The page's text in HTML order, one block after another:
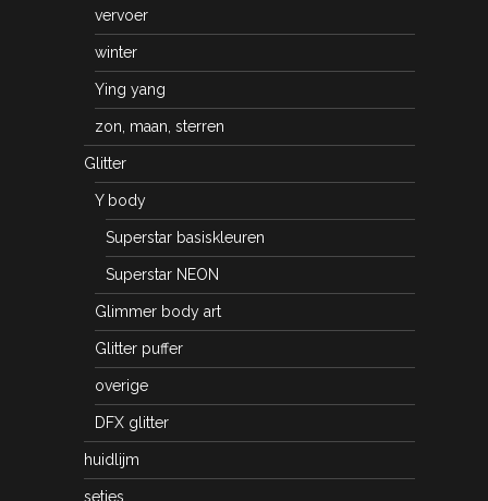
vervoer
winter
Ying yang
zon, maan, sterren
Glitter
Y body
Superstar basiskleuren
Superstar NEON
Glimmer body art
Glitter puffer
overige
DFX glitter
huidlijm
setjes